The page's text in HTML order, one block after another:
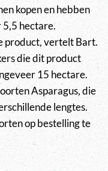
kopen en hebben
5,5 hectare.
product, vertelt Bart.
die dit product
15 hectare.
Asparagus, die
lengtes.
op bestelling te